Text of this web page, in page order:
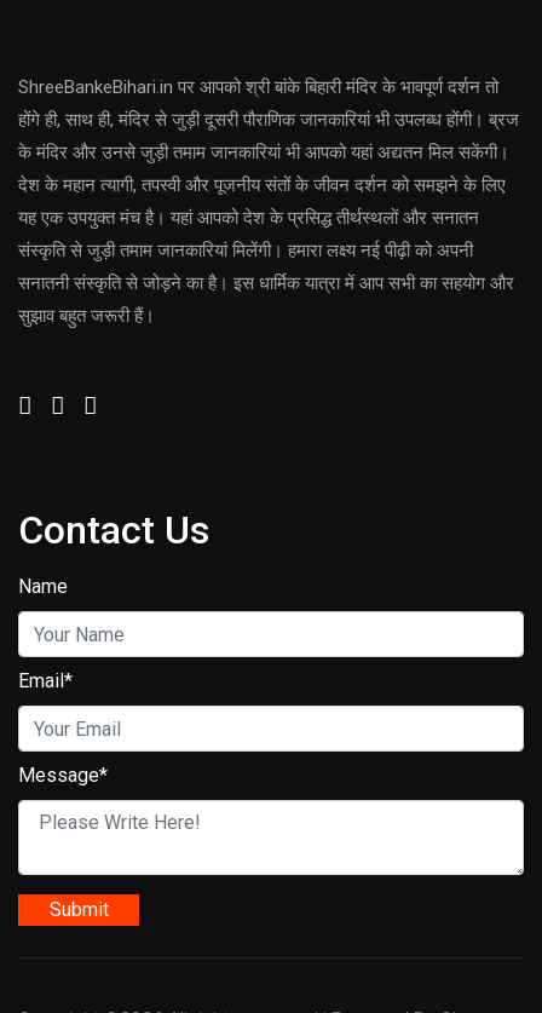
ShreeBankeBihari.in पर आपको श्री बांके बिहारी मंदिर के भावपूर्ण दर्शन तो
होंगे ही, साथ ही, मंदिर से जुड़ी दूसरी पौराणिक जानकारियां भी उपलब्ध होंगी। ब्रज
के मंदिर और उनसे जुड़ी तमाम जानकारियां भी आपको यहां अद्यतन मिल सकेंगी।
देश के महान त्यागी, तपस्वी और पूजनीय संतों के जीवन दर्शन को समझने के लिए
यह एक उपयुक्त मंच है। यहां आपको देश के प्रसिद्ध तीर्थस्थलों और सनातन
संस्कृति से जुड़ी तमाम जानकारियां मिलेंगी। हमारा लक्ष्य नई पीढ़ी को अपनी
सनातनी संस्कृति से जोड़ने का है। इस धार्मिक यात्रा में आप सभी का सहयोग और
सुझाव बहुत जरूरी हैं।
Contact Us
Name
Email*
Message*